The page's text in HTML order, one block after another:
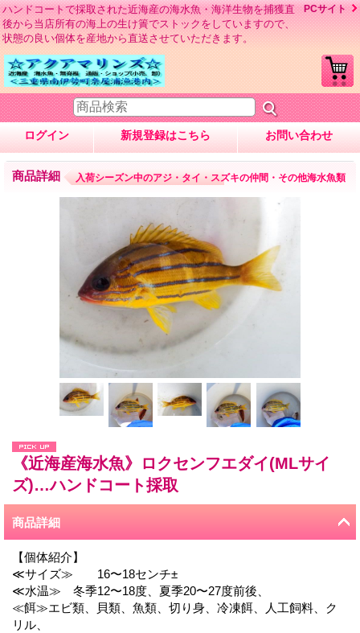
ハンドコートで採取された近海産の海水魚・海洋生物を捕獲直
後から当店所有の海上の生け簀でストックをしていますので、
状態の良い個体を産地から直送させていただきます。
PCサイト
ログイン 新規登録はこちら お問い合わせ
商品詳細 入荷シーズン中のアジ・タイ・スズキの仲間・その他海水魚類
《近海産海水魚》ロクセンフエダイ(MLサイ
ズ)…ハンドコート採取
商品詳細
【個体紹介】
≪サイズ≫ 16〜18センチ±
≪水温≫ 冬季12〜18度、夏季20〜27度前後、
≪餌≫エビ類、貝類、魚類、切り身、冷凍餌、人工飼料、ク
リル、